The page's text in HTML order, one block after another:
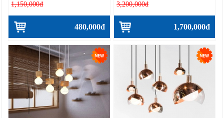
1,150,000đ
480,000đ
3,200,000đ
1,700,000đ